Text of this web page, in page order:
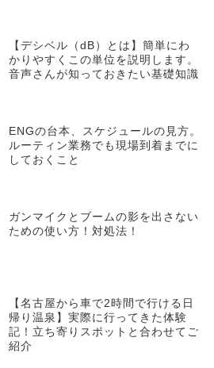
【デシベル（dB）とは】簡単にわ
かりやすくこの単位を説明します。
音声さんが知っておきたい基礎知識
ENGの台本、スケジュールの見方。
ルーティン業務でも現場到着までに
しておくこと
ガンマイクとブームの影を出さない
ための使い方！対処法！
【名古屋から車で2時間で行ける日
帰り温泉】実際に行ってきた体験
記！立ち寄りスポットと合わせてご
紹介